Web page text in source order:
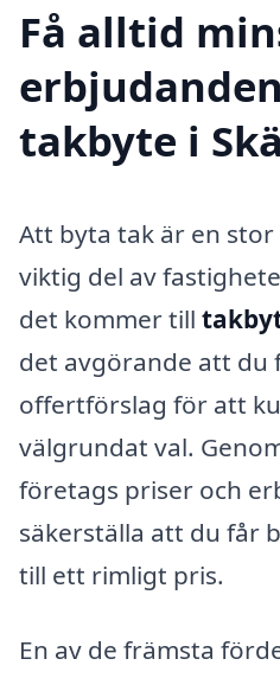
Få alltid
takbyte i
Att byta tak är en
viktig del av
det kommer till
det avgörande att du
offertförslag för att
välgrundat val.
företags priser och
säkerställa att du får
till ett rimligt pris.
En av de främsta